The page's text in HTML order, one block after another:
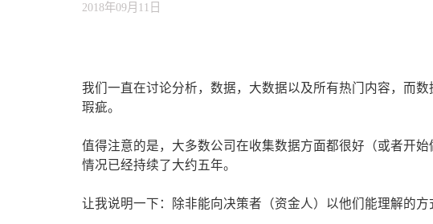
2018年09月11日
我们一直在讨论分析，数据，大数据以及所有热门内容，而
瑕疵。
值得注意的是，大多数公司在收集数据方面都很好（或者开
情况已经持续了大约五年。
让我说明一下：除非能向决策者（资金人）以他们能理解的